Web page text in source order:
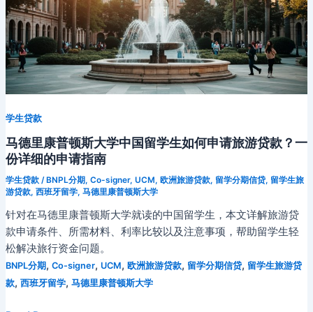
学生贷款
马德里康普顿斯大学中国留学生如何申请旅游贷款？一
份详细的申请指南
学生贷款/ BNPL分期, Co-signer, UCM, 欧洲旅游贷款, 留学分期信贷, 留学生旅
游贷款, 西班牙留学, 马德里康普顿斯大学
针对在马德里康普顿斯大学就读的中国留学生，本文详解旅游贷
款申请条件、所需材料、利率比较以及注意事项，帮助留学生轻
松解决旅行资金问题。
BNPL分期, Co-signer, UCM, 欧洲旅游贷款, 留学分期信贷, 留学生旅游贷
款, 西班牙留学, 马德里康普顿斯大学